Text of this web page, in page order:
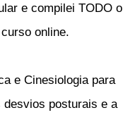
e compilei TODO o
online.
e Cinesiologia para
posturais e a